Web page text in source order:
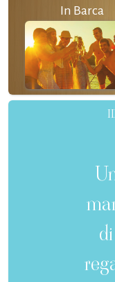
In Barca
di